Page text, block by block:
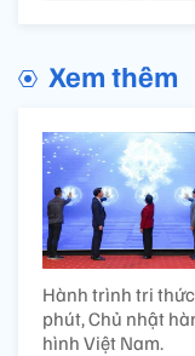
Xem thêm
Hành trình tri
phút, Chủ nhật
hình Việt Nam.